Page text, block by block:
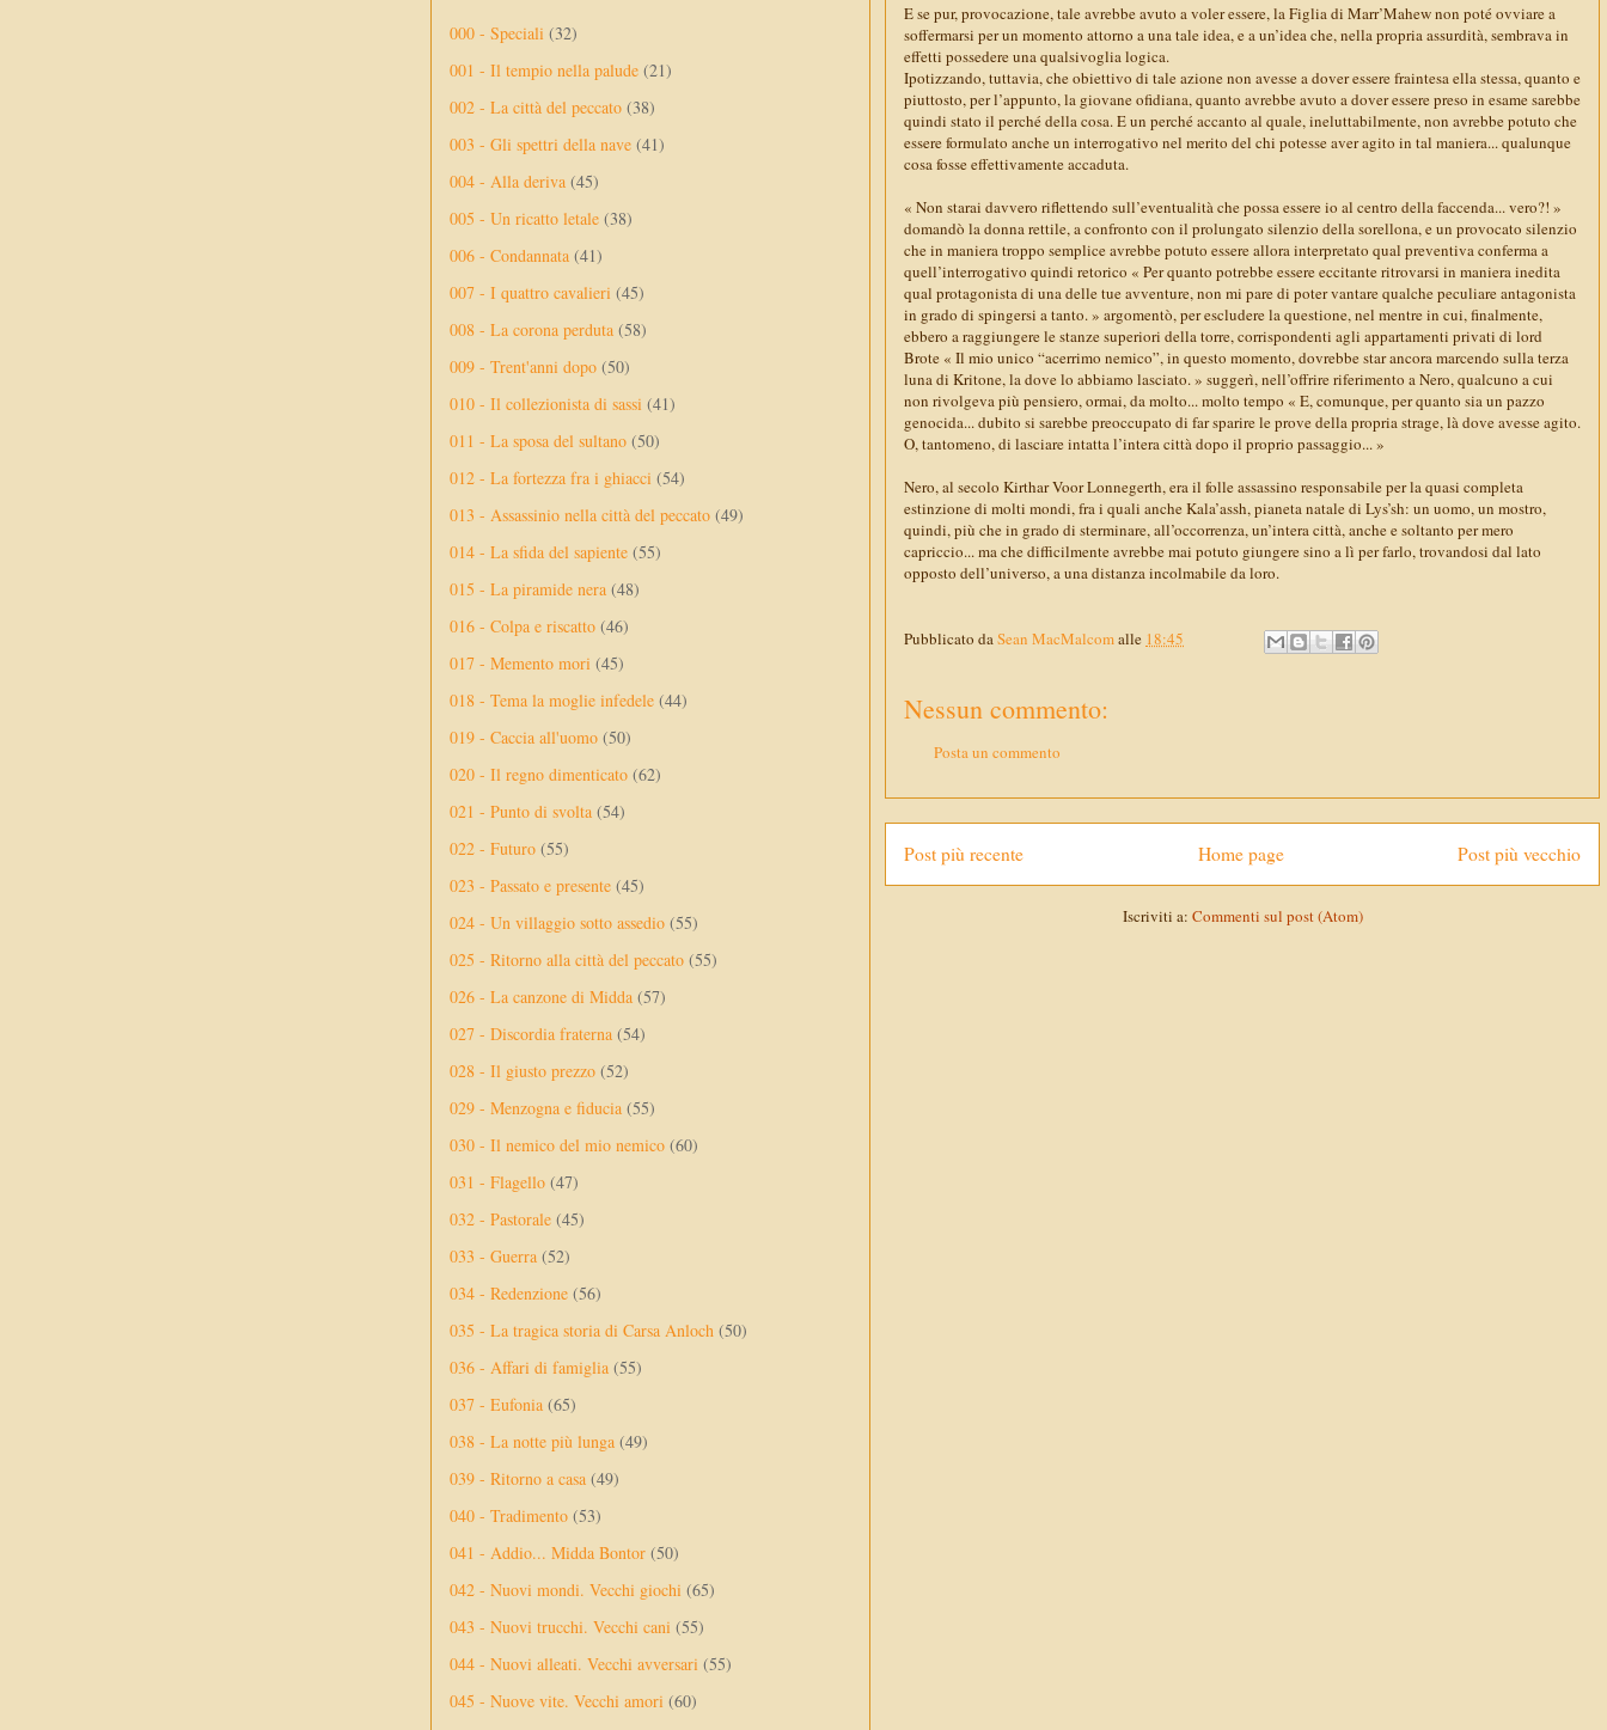
E se pur, provocazione, tale avrebbe avuto a voler essere, la Figlia di Marr’Mahew non poté ovviare a
soffermarsi per un momento attorno a una tale idea, e a un’idea che, nella propria assurdità, sembrava in
effetti possedere una qualsivoglia logica.
Ipotizzando, tuttavia, che obiettivo di tale azione non avesse a dover essere fraintesa ella stessa, quanto e
piuttosto, per l’appunto, la giovane ofidiana, quanto avrebbe avuto a dover essere preso in esame sarebbe
quindi stato il perché della cosa. E un perché accanto al quale, ineluttabilmente, non avrebbe potuto che
essere formulato anche un interrogativo nel merito del chi potesse aver agito in tal maniera... qualunque
cosa fosse effettivamente accaduta.
« Non starai davvero riflettendo sull’eventualità che possa essere io al centro della faccenda... vero?! »
domandò la donna rettile, a confronto con il prolungato silenzio della sorellona, e un provocato silenzio
che in maniera troppo semplice avrebbe potuto essere allora interpretato qual preventiva conferma a
quell’interrogativo quindi retorico « Per quanto potrebbe essere eccitante ritrovarsi in maniera inedita
qual protagonista di una delle tue avventure, non mi pare di poter vantare qualche peculiare antagonista
in grado di spingersi a tanto. » argomentò, per escludere la questione, nel mentre in cui, finalmente,
ebbero a raggiungere le stanze superiori della torre, corrispondenti agli appartamenti privati di lord
Brote « Il mio unico “acerrimo nemico”, in questo momento, dovrebbe star ancora marcendo sulla terza
luna di Kritone, la dove lo abbiamo lasciato. » suggerì, nell’offrire riferimento a Nero, qualcuno a cui
non rivolgeva più pensiero, ormai, da molto... molto tempo « E, comunque, per quanto sia un pazzo
genocida... dubito si sarebbe preoccupato di far sparire le prove della propria strage, là dove avesse agito.
O, tantomeno, di lasciare intatta l’intera città dopo il proprio passaggio... »
Nero, al secolo Kirthar Voor Lonnegerth, era il folle assassino responsabile per la quasi completa
estinzione di molti mondi, fra i quali anche Kala’assh, pianeta natale di Lys’sh: un uomo, un mostro,
quindi, più che in grado di sterminare, all’occorrenza, un’intera città, anche e soltanto per mero
capriccio... ma che difficilmente avrebbe mai potuto giungere sino a lì per farlo, trovandosi dal lato
opposto dell’universo, a una distanza incolmabile da loro.
Pubblicato daSean MacMalcomalle 18:45
Nessun commento:
Posta un commento
Post più recente Post più vecchio
Home page
Iscriviti a: Commenti sul post (Atom)
000 - Speciali (32)
001 - Il tempio nella palude (21)
002 - La città del peccato (38)
003 - Gli spettri della nave (41)
004 - Alla deriva (45)
005 - Un ricatto letale (38)
006 - Condannata (41)
007 - I quattro cavalieri (45)
008 - La corona perduta (58)
009 - Trent'anni dopo (50)
010 - Il collezionista di sassi (41)
011 - La sposa del sultano (50)
012 - La fortezza fra i ghiacci (54)
013 - Assassinio nella città del peccato (49)
014 - La sfida del sapiente (55)
015 - La piramide nera (48)
016 - Colpa e riscatto (46)
017 - Memento mori (45)
018 - Tema la moglie infedele (44)
019 - Caccia all'uomo (50)
020 - Il regno dimenticato (62)
021 - Punto di svolta (54)
022 - Futuro (55)
023 - Passato e presente (45)
024 - Un villaggio sotto assedio (55)
025 - Ritorno alla città del peccato (55)
026 - La canzone di Midda (57)
027 - Discordia fraterna (54)
028 - Il giusto prezzo (52)
029 - Menzogna e fiducia (55)
030 - Il nemico del mio nemico (60)
031 - Flagello (47)
032 - Pastorale (45)
033 - Guerra (52)
034 - Redenzione (56)
035 - La tragica storia di Carsa Anloch (50)
036 - Affari di famiglia (55)
037 - Eufonia (65)
038 - La notte più lunga (49)
039 - Ritorno a casa (49)
040 - Tradimento (53)
041 - Addio... Midda Bontor (50)
042 - Nuovi mondi. Vecchi giochi (65)
043 - Nuovi trucchi. Vecchi cani (55)
044 - Nuovi alleati. Vecchi avversari (55)
045 - Nuove vite. Vecchi amori (60)